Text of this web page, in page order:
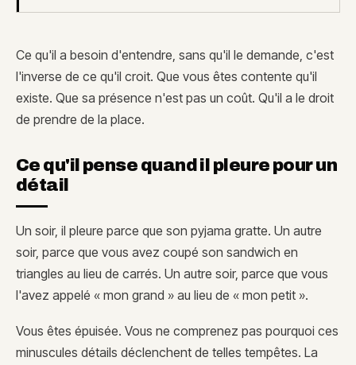
Ce qu'il a besoin d'entendre, sans qu'il le demande, c'est
l'inverse de ce qu'il croit. Que vous êtes contente qu'il
existe. Que sa présence n'est pas un coût. Qu'il a le droit
de prendre de la place.
Ce qu'il pense quand il pleure pour un
détail
Un soir, il pleure parce que son pyjama gratte. Un autre
soir, parce que vous avez coupé son sandwich en
triangles au lieu de carrés. Un autre soir, parce que vous
l'avez appelé « mon grand » au lieu de « mon petit ».
Vous êtes épuisée. Vous ne comprenez pas pourquoi ces
minuscules détails déclenchent de telles tempêtes. La